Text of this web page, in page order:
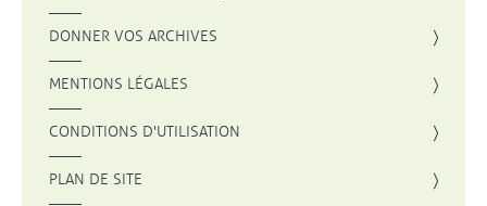
DONNER VOS ARCHIVES
MENTIONS LÉGALES
CONDITIONS D'UTILISATION
PLAN DE SITE